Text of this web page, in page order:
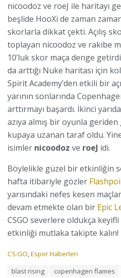
nicoodoz ve roeJ ile haritayı
beşlide HooXi de zaman
skorlarla dikkat çekti. Açılış
toplayan nicoodoz ve rakibe
10’luk skor maça denge
da arttığı Nuke haritası için
Spirit Academy’den etkili bir
yarının sonlarında
arttırmayı başardı. İkinci
azıya almış bir oyunla
kupaya uzanan taraf oldu.
isimler nicoodoz ve roeJ idi.
Böylelikle güzel bir etkinliğin
hafta itibariyle gözler
yarısındaki nefes kesen
devam etmekte olan bir Epic
CSGO severlere oldukça
etkinliği mutlaka takipte kalın!
C
CS:GO,Espor Haberleri
blast rising copenhagen flames